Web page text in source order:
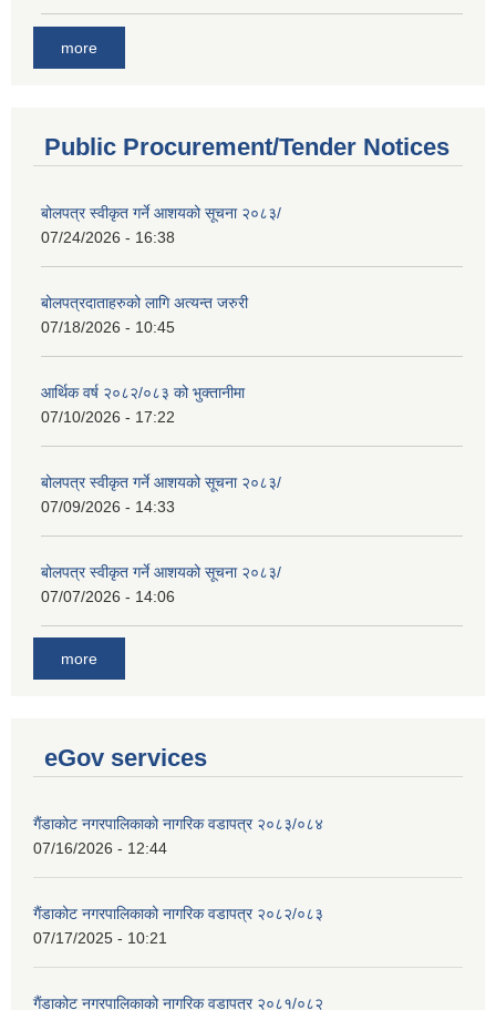
more
Public Procurement/Tender Notices
बोलपत्र स्वीकृत गर्ने आशयको सूचना २०८३/
07/24/2026 - 16:38
बोलपत्रदाताहरुको लागि अत्यन्त जरुरी
07/18/2026 - 10:45
आर्थिक वर्ष २०८२/०८३ को भुक्तानीमा
07/10/2026 - 17:22
बोलपत्र स्वीकृत गर्ने आशयको सूचना २०८३/
07/09/2026 - 14:33
बोलपत्र स्वीकृत गर्ने आशयको सूचना २०८३/
07/07/2026 - 14:06
more
eGov services
गैंडाकोट नगरपालिकाको नागरिक वडापत्र २०८३/०८४
07/16/2026 - 12:44
गैंडाकोट नगरपालिकाको नागरिक वडापत्र २०८२/०८३
07/17/2025 - 10:21
गैंडाकोट नगरपालिकाको नागरिक वडापत्र २०८१/०८२